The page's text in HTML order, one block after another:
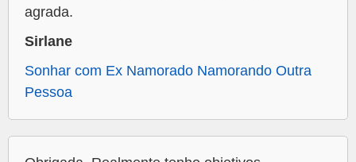
agrada.
Sirlane
Sonhar com Ex Namorado Namorando Outra
Pessoa